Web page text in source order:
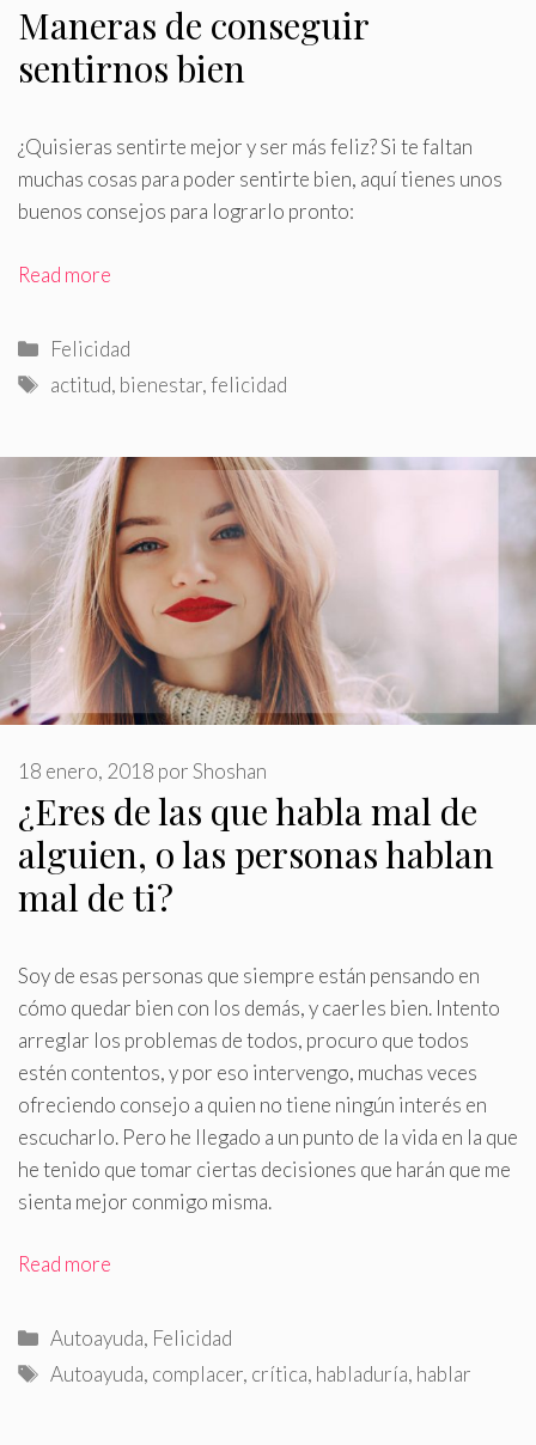
Maneras de conseguir
sentirnos bien
¿Quisieras sentirte mejor y ser más feliz? Si te faltan
muchas cosas para poder sentirte bien, aquí tienes unos
buenos consejos para lograrlo pronto:
Read more
Categorías
Felicidad
Etiquetas
actitud, bienestar,felicidad
¿Eres de las que habla mal de
alguien, o las personas hablan
mal de ti?
18 enero, 2018 porShoshan
Soy de esas personas que siempre están pensando en
cómo quedar bien con los demás, y caerles bien. Intento
arreglar los problemas de todos, procuro que todos
estén contentos, y por eso intervengo, muchas veces
ofreciendo consejo a quien no tiene ningún interés en
escucharlo. Pero he llegado a un punto de la vida en la que
he tenido que tomar ciertas decisiones que harán que me
sienta mejor conmigo misma.
Read more
Categorías
Autoayuda, Felicidad
Etiquetas
Autoayuda, complacer, crítica, habladuría, hablar